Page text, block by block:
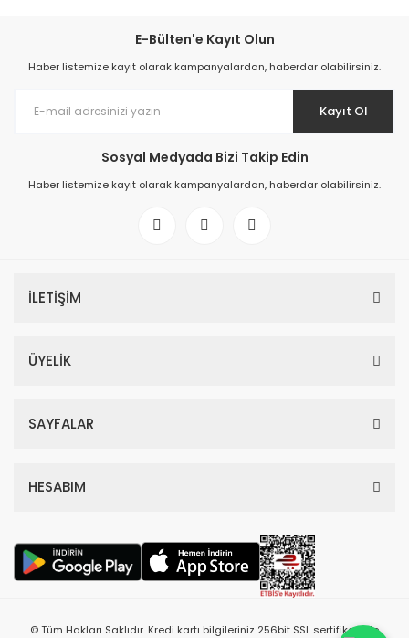
E-Bülten'e Kayıt Olun
Haber listemize kayıt olarak kampanyalardan, haberdar olabilirsiniz.
Kayıt Ol
Sosyal Medyada Bizi Takip Edin
Haber listemize kayıt olarak kampanyalardan, haberdar olabilirsiniz.
İLETİŞİM
ÜYELİK
SAYFALAR
HESABIM
© Tüm Hakları Saklıdır. Kredi kartı bilgileriniz 256bit SSL sertifikası ile